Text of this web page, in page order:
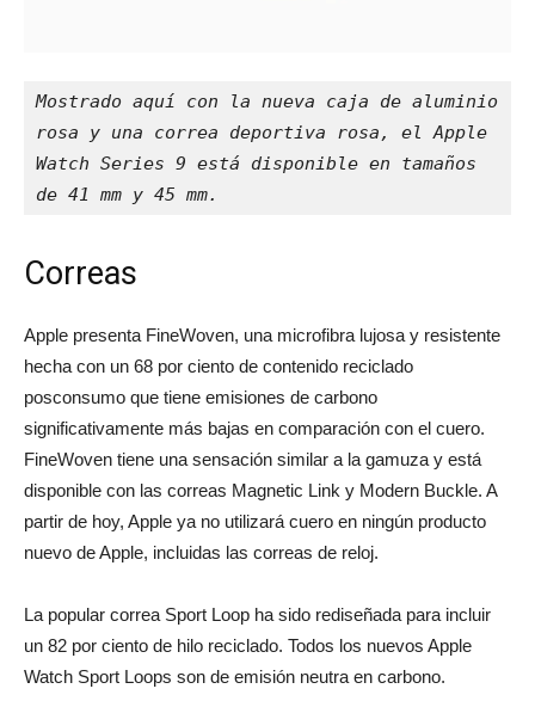
Mostrado aquí con la nueva caja de aluminio
rosa y una correa deportiva rosa, el Apple
Watch Series 9 está disponible en tamaños
de 41 mm y 45 mm.
Correas
Apple presenta FineWoven, una microfibra lujosa y resistente
hecha con un 68 por ciento de contenido reciclado
posconsumo que tiene emisiones de carbono
significativamente más bajas en comparación con el cuero.
FineWoven tiene una sensación similar a la gamuza y está
disponible con las correas Magnetic Link y Modern Buckle. A
partir de hoy, Apple ya no utilizará cuero en ningún producto
nuevo de Apple, incluidas las correas de reloj.
La popular correa Sport Loop ha sido rediseñada para incluir
un 82 por ciento de hilo reciclado. Todos los nuevos Apple
Watch Sport Loops son de emisión neutra en carbono.